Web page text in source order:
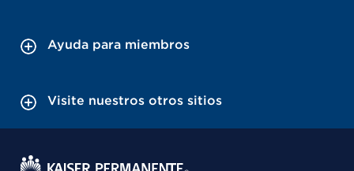
Ayuda para miembros
Visite nuestros otros sitios